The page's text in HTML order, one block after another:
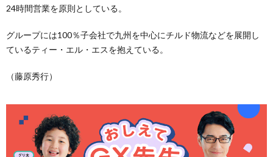
24時間営業を原則としている。
グループには100％子会社で九州を中心にチルド物流などを展開し
ているティー・エル・エスを抱えている。
（藤原秀行）